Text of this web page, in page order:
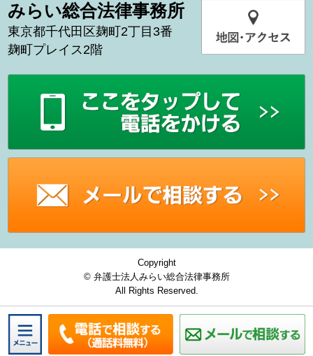
みらい総合法律事務所
東京都千代田区麹町2丁目3番
麹町プレイス2階
Copyright
© 弁護士法人みらい総合法律事務所
All Rights Reserved.